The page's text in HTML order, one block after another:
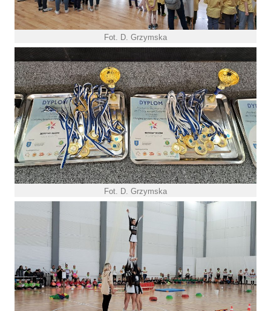
Fot. D. Grzymska
Fot. D. Grzymska